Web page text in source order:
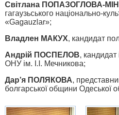
Світлана ПОПАЗОГЛОВА-
гагаузьського національно-
«Gagauzlar»;
Владлен МАКУХ, кандидат
Андрій ПОСПЕЛОВ, кандидат
ОНУ ім. І.І. Мечникова;
Дар’я ПОЛЯКОВА,
болгарської общини Одеської